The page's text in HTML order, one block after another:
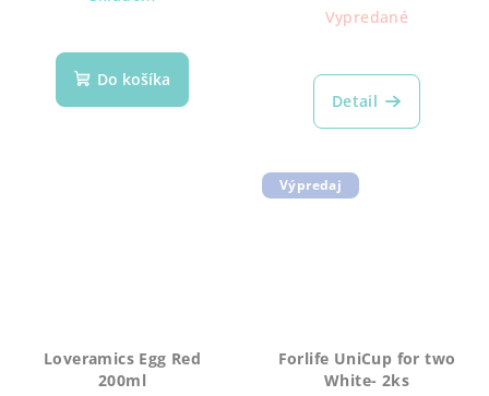
Do košíka
cena:
Vypredané
Detail
Loveramics Egg Red
200ml
Výpredaj
Forlife UniCup for two
White- 2ks